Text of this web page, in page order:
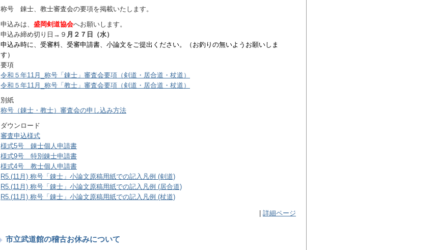
称号 錬士、教士審査会の要項を掲載いたします。
申込みは、 盛岡剣道協会へお願いします。
申込み締め切り日→９ 月２７日（水）
申込み時に、受審料、受審申請書、小論文をご提出ください。（お釣りの無いようお願いしま
す）
要項
令和５年11月_称号「錬士」審査会要項（剣道・居合道・杖道）
令和５年11月_称号「教士」審査会要項（剣道・居合道・杖道）
別紙
称号（錬士・教士）審査会の申し込み方法
ダウンロード
審査申込様式
様式5号 錬士個人申請書
様式9号 特別錬士申請書
様式4号 教士個人申請書
R5.(11月) 称号「錬士」小論文原稿用紙での記入凡例 (剣道)
R5.(11月) 称号「錬士」小論文原稿用紙での記入凡例 (居合道)
R5.(11月) 称号「錬士」小論文原稿用紙での記入凡例 (杖道)
詳細ページ
市立武道館の稽古お休みについて